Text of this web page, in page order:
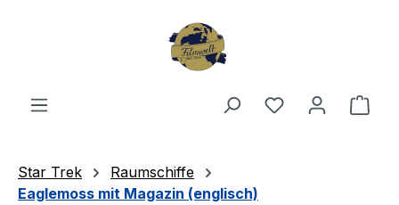
Du hast 0
Star Trek
Raumschiffe
Eaglemoss mit Magazin (englisch)